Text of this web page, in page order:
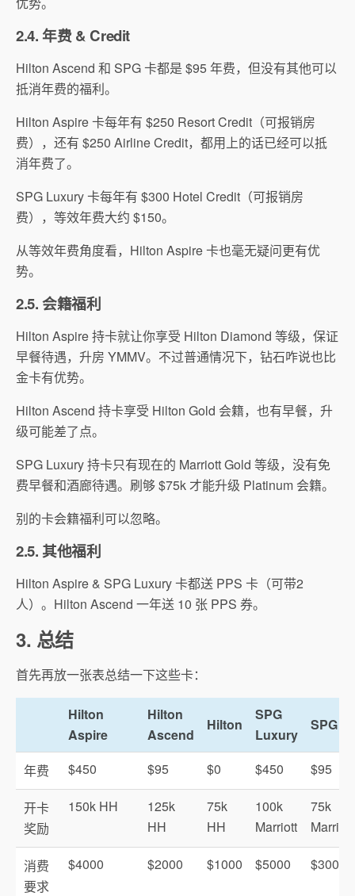
2.4. 年费 & Credit
Hilton Ascend 和 SPG 卡都是 $95 年费，但没有其他可以
抵消年费的福利。
Hilton Aspire 卡每年有 $250 Resort Credit（可报销房
费），还有 $250 Airline Credit，都用上的话已经可以抵
消年费了。
SPG Luxury 卡每年有 $300 Hotel Credit（可报销房
费），等效年费大约 $150。
从等效年费角度看，Hilton Aspire 卡也毫无疑问更有优
势。
2.5. 会籍福利
Hilton Aspire 持卡就让你享受 Hilton Diamond 等级，保证
早餐待遇，升房 YMMV。不过普通情况下，钻石咋说也比
金卡有优势。
Hilton Ascend 持卡享受 Hilton Gold 会籍，也有早餐，升
级可能差了点。
SPG Luxury 持卡只有现在的 Marriott Gold 等级，没有免
费早餐和酒廊待遇。刷够 $75k 才能升级 Platinum 会籍。
别的卡会籍福利可以忽略。
2.5. 其他福利
Hilton Aspire & SPG Luxury 卡都送 PPS 卡（可带2
人）。Hilton Ascend 一年送 10 张 PPS 券。
3. 总结
首先再放一张表总结一下这些卡：
Hilton
Aspire
Hilton
Ascend
Hilton
SPG
Luxury
SPG
年费 $450 $95 $0 $450 $95
开卡
奖励
150k HH
125k
HH
75k
HH
100k
Marriott
75k
Marriott
消费
要求
$4000 $2000 $1000 $5000 $3000